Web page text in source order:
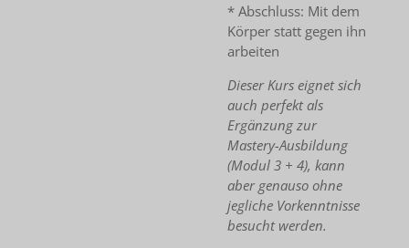
* Abschluss: Mit dem
Körper statt gegen ihn
arbeiten
Dieser Kurs eignet sich
auch perfekt als
Ergänzung zur
Mastery-Ausbildung
(Modul 3 + 4), kann
aber genauso ohne
jegliche Vorkenntnisse
besucht werden.